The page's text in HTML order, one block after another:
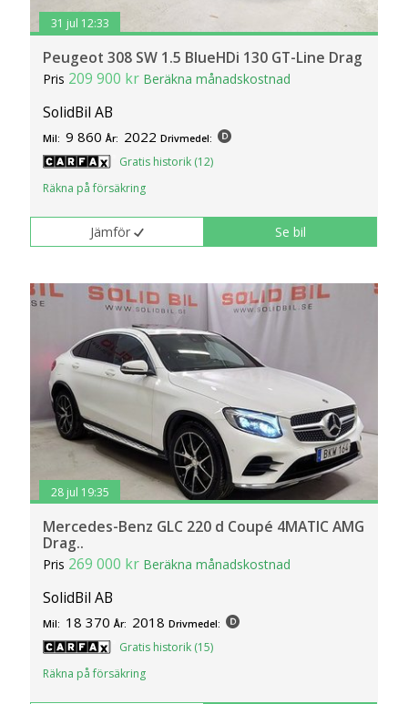
31 jul 12:33
Peugeot 308 SW 1.5 BlueHDi 130 GT-Line Drag
Pris 209 900 kr Beräkna månadskostnad
SolidBil AB
Mil: 9 860 År: 2022 Drivmedel:
Gratis historik (12)
Räkna på försäkring
Jämför Se bil
28 jul 19:35
Mercedes-Benz GLC 220 d Coupé 4MATIC AMG
Drag..
Pris 269 000 kr Beräkna månadskostnad
SolidBil AB
Mil: 18 370 År: 2018 Drivmedel:
Gratis historik (15)
Räkna på försäkring